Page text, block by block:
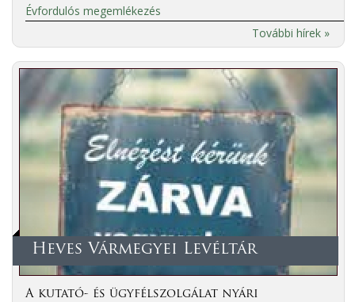
Évfordulós megemlékezés
További hírek »
Heves Vármegyei Levéltár
A kutató- és ügyfélszolgálat nyári